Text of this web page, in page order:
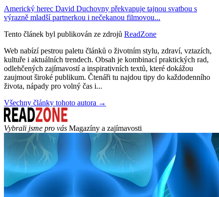
Americký herec David Duchovny překvapuje tajnou svatbou s
výrazně mladší partnerkou i nečekanou filmovou...
Tento článek byl publikován ze zdrojů ReadZone
Web nabízí pestrou paletu článků o životním stylu, zdraví, vztazích,
kultuře i aktuálních trendech. Obsah je kombinací praktických rad,
odlehčených zajímavostí a inspirativních textů, které dokážou
zaujmout široké publikum. Čtenáři tu najdou tipy do každodenního
života, nápady pro volný čas i...
Všechny články tohoto autora →
Vybrali jsme pro vás Magazíny a zajímavosti